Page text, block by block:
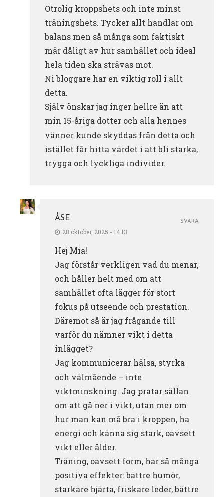
Otrolig kroppshets och inte minst
träningshets. Tycker allt handlar om
balans men så många som faktiskt
mär dåligt av hur samhället och ideal
hela tiden ska strävas mot.
Ni bloggare har en viktig roll i allt
detta.
Själv önskar jag inger hellre än att
min 15-åriga dotter och alla hennes
vänner kunde skyddas från detta och
istället får hitta värdet i att bli starka,
trygga och lyckliga individer.
ÅSE
28 oktober, 2025 - 14:13
Hej Mia!
Jag förstår verkligen vad du menar,
och håller helt med om att
samhället ofta lägger för stort
fokus på utseende och prestation.
Däremot så är jag frågande till
varför du nämner vikt i detta
inlägget?
Jag kommunicerar hälsa, styrka
och välmående – inte
viktminskning. Jag pratar sällan
om att gå ner i vikt, utan mer om
hur man kan må bra i kroppen, ha
energi och känna sig stark, oavsett
vikt eller ålder.
Träning, oavsett form, har så många
positiva effekter: bättre humör,
starkare hjärta, friskare leder, bättre
SVARA